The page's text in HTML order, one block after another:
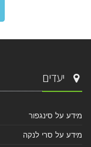
יעדים
מידע על סינגפור
מידע על סרי לנקה